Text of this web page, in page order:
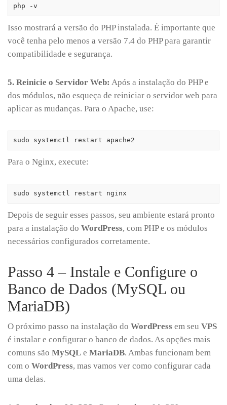
php -v
Isso mostrará a versão do PHP instalada. É importante que
você tenha pelo menos a versão 7.4 do PHP para garantir
compatibilidade e segurança.
5. Reinicie o Servidor Web: Após a instalação do PHP e
dos módulos, não esqueça de reiniciar o servidor web para
aplicar as mudanças. Para o Apache, use:
sudo systemctl restart apache2
Para o Nginx, execute:
sudo systemctl restart nginx
Depois de seguir esses passos, seu ambiente estará pronto
para a instalação do WordPress, com PHP e os módulos
necessários configurados corretamente.
Passo 4 – Instale e Configure o
Banco de Dados (MySQL ou
MariaDB)
O próximo passo na instalação do WordPress em seu VPS
é instalar e configurar o banco de dados. As opções mais
comuns são MySQL e MariaDB. Ambas funcionam bem
com o WordPress, mas vamos ver como configurar cada
uma delas.